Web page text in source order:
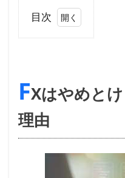
目次
め
と
け
FXはやめと
理由